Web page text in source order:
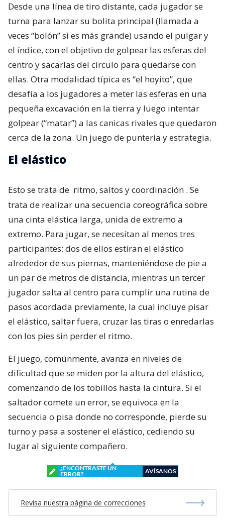
Desde una línea de tiro distante, cada jugador se
turna para lanzar su bolita principal (llamada a
veces “bolón” si es más grande) usando el pulgar y
el índice, con el objetivo de golpear las esferas del
centro y sacarlas del círculo para quedarse con
ellas. Otra modalidad típica es “el hoyito”, que
desafía a los jugadores a meter las esferas en una
pequeña excavación en la tierra y luego intentar
golpear (“matar”) a las canicas rivales que quedaron
cerca de la zona. Un juego de puntería y estrategia.
El elástico
Esto se trata de ritmo, saltos y coordinación . Se
trata de realizar una secuencia coreográfica sobre
una cinta elástica larga, unida de extremo a
extremo. Para jugar, se necesitan al menos tres
participantes: dos de ellos estiran el elástico
alrededor de sus piernas, manteniéndose de pie a
un par de metros de distancia, mientras un tercer
jugador salta al centro para cumplir una rutina de
pasos acordada previamente, la cual incluye pisar
el elástico, saltar fuera, cruzar las tiras o enredarlas
con los pies sin perder el ritmo.
El juego, comúnmente, avanza en niveles de
dificultad que se miden por la altura del elástico,
comenzando de los tobillos hasta la cintura. Si el
saltador comete un error, se equivoca en la
secuencia o pisa donde no corresponde, pierde su
turno y pasa a sostener el elástico, cediendo su
lugar al siguiente compañero.
¿ENCONTRASTE UN
ERROR?
AVÍSANOS
Revisa nuestra página de correcciones